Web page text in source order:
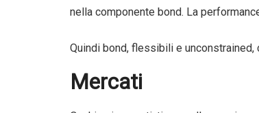
nella componente bond. La
Quindi bond, flessibili e unconstrained,
Mercati